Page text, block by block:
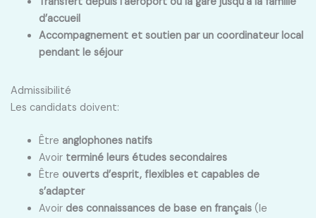
d’accueil
Accompagnement et soutien par un coordinateur local
pendant le séjour
Admissibilité
Les candidats doivent:
Être anglophones natifs
Avoir terminé leurs études secondaires
Être ouverts d’esprit, flexibles et capables de
s’adapter
Avoir des connaissances de base en français (le